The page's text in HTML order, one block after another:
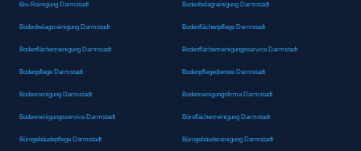
Bio-Reinigung Darmstadt Bodenbelagreinigung Darmstadt
Bodenbelagsreinigung Darmstadt Bodenflächenpflege Darmstadt
Bodenflächenreinigung Darmstadt Bodenflächenreinigungsservice Darmstadt
Bodenpflege Darmstadt Bodenpflegedienste Darmstadt
Bodenreinigung Darmstadt Bodenreinigungsfirma Darmstadt
Bodenreinigungsservice Darmstadt Büroflächenreinigung Darmstadt
Bürogebäudepflege Darmstadt Bürogebäudereinigung Darmstadt